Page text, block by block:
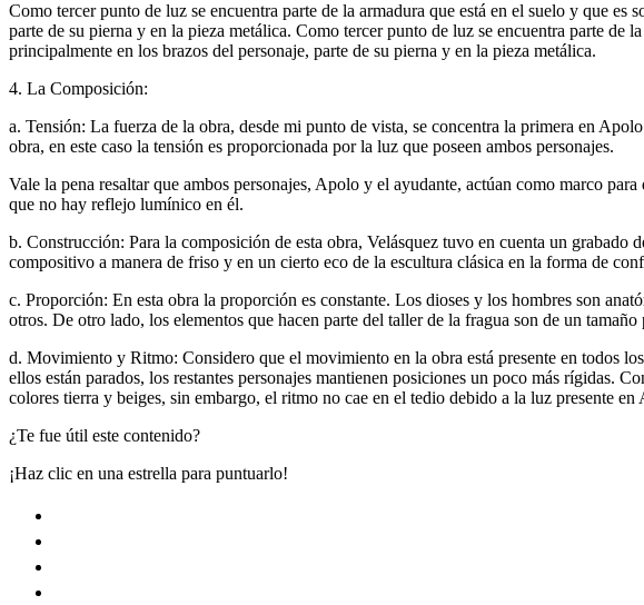
Como tercer punto de luz se encuentra parte de la armadura que está en el suelo y que
parte de su pierna y en la pieza metálica. Como tercer punto de luz se encuentra parte de
principalmente en los brazos del personaje, parte de su pierna y en la pieza metálica.
4. La Composición:
a. Tensión: La fuerza de la obra, desde mi punto de vista, se concentra la primera en
obra, en este caso la tensión es proporcionada por la luz que poseen ambos personajes.
Vale la pena resaltar que ambos personajes, Apolo y el ayudante, actúan como marco
que no hay reflejo lumínico en él.
b. Construcción: Para la composición de esta obra, Velásquez tuvo en cuenta un
compositivo a manera de friso y en un cierto eco de la escultura clásica en la forma de
c. Proporción: En esta obra la proporción es constante. Los dioses y los hombres son
otros. De otro lado, los elementos que hacen parte del taller de la fragua son de un
d. Movimiento y Ritmo: Considero que el movimiento en la obra está presente en todos
ellos están parados, los restantes personajes mantienen posiciones un poco más rígidas.
colores tierra y beiges, sin embargo, el ritmo no cae en el tedio debido a la luz presente
¿Te fue útil este contenido?
¡Haz clic en una estrella para puntuarlo!